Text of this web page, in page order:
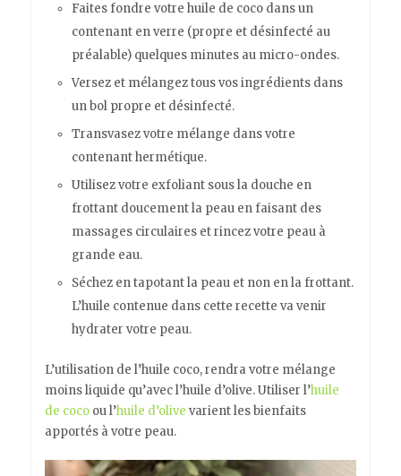
Faites fondre votre huile de coco dans un
contenant en verre (propre et désinfecté au
préalable) quelques minutes au micro-ondes.
Versez et mélangez tous vos ingrédients dans
un bol propre et désinfecté.
Transvasez votre mélange dans votre
contenant hermétique.
Utilisez votre exfoliant sous la douche en
frottant doucement la peau en faisant des
massages circulaires et rincez votre peau à
grande eau.
Séchez en tapotant la peau et non en la frottant.
L’huile contenue dans cette recette va venir
hydrater votre peau.
L’utilisation de l’huile coco, rendra votre mélange
moins liquide qu’avec l’huile d’olive. Utiliser l’huile
de cocoou l’huile d’olive varient les bienfaits
apportés à votre peau.